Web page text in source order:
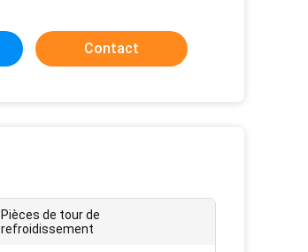
Contact
Pièces de tour de
refroidissement